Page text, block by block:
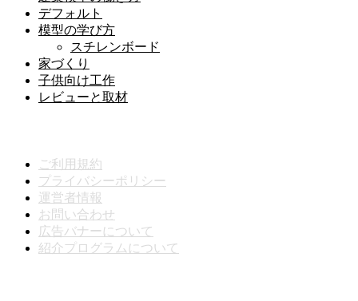
デフォルト
模型の学び方
スチレンボード
家づくり
子供向け工作
レビューと取材
ご利用規約
プライバシーポリシー
運営者情報
お問い合わせ
広告バナーについて
紹介プログラムについて